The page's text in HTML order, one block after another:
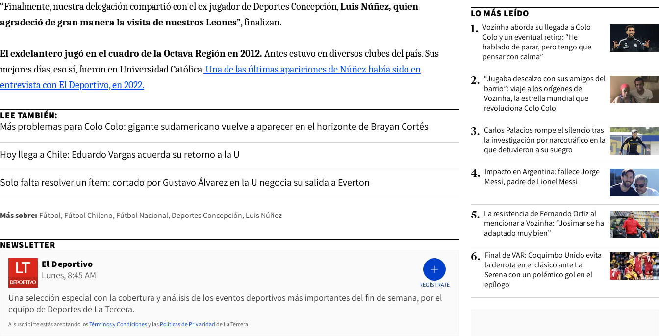
“Finalmente, nuestra delegación compartió con el ex jugador de Deportes Concepción,Luis Núñez, quien
agradeció de gran manera la visita de nuestros Leones”, finalizan.
El exdelantero jugó en el cuadro de la Octava Región en 2012. Antes estuvo en diversos clubes del país. Sus
mejores días, eso sí, fueron en Universidad Católica.Una de las últimas apariciones de Núñez había sido en
entrevista con El Deportivo, en 2022.
LEE TAMBIÉN:
Más problemas para Colo Colo: gigante sudamericano vuelve a aparecer en el horizonte de Brayan Cortés
Hoy llega a Chile: Eduardo Vargas acuerda su retorno a la U
Solo falta resolver un ítem: cortado por Gustavo Álvarez en la U negocia su salida a Everton
Más sobre: Fútbol Fútbol Chileno Fútbol Nacional Deportes Concepción Luis Núñez
NEWSLETTER
El Deportivo
Lunes, 8:45 AM
Una selección especial con la cobertura y análisis de los eventos deportivos más importantes del fin de semana, por el
equipo de Deportes de La Tercera.
REGÍSTRATE
Al suscribirte estás aceptando losTérminos y Condicionesy las Políticas de Privacidad de La Tercera.
LO MÁS LEÍDO
1. Vozinha aborda su llegada a Colo
Colo y un eventual retiro: “He
hablado de parar, pero tengo que
pensar con calma”
2. “Jugaba descalzo con sus amigos del
barrio”: viaje a los orígenes de
Vozinha, la estrella mundial que
revoluciona Colo Colo
3. Carlos Palacios rompe el silencio tras
la investigación por narcotráfico en la
que detuvieron a su suegro
4. Impacto en Argentina: fallece Jorge
Messi, padre de Lionel Messi
5. La resistencia de Fernando Ortiz al
mencionar a Vozinha: “Josimar se ha
adaptado muy bien”
6. Final de VAR: Coquimbo Unido evita
la derrota en el clásico ante La
Serena con un polémico gol en el
epílogo